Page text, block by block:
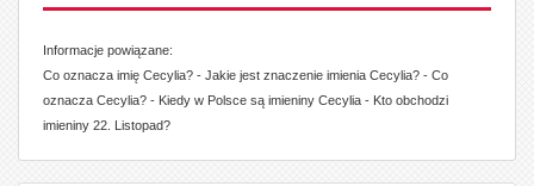
Informacje powiązane:
Co oznacza imię Cecylia? - Jakie jest znaczenie imienia Cecylia? - Co
oznacza Cecylia? - Kiedy w Polsce są imieniny Cecylia - Kto obchodzi
imieniny 22. Listopad?